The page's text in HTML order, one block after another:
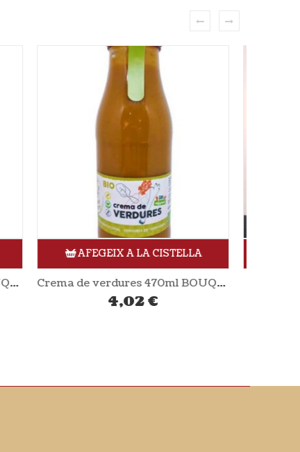
AFEGEIX A LA CISTELLA
Beguda arròs 1L NATUMI
2,19€